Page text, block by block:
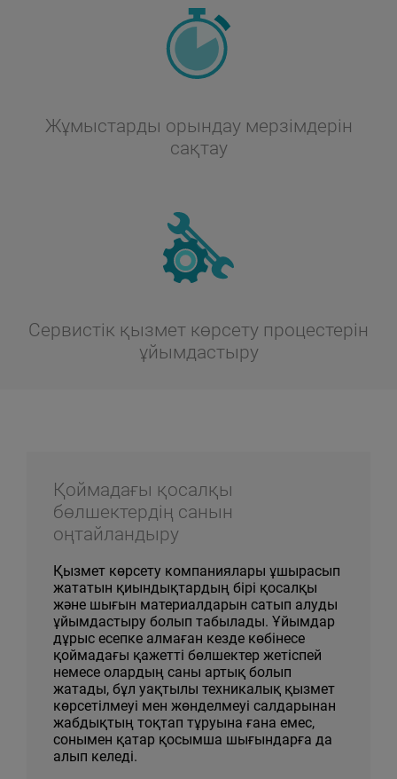
Жұмыстарды орындау мерзімдерін
сақтау
Сервистік қызмет көрсету процестерін
ұйымдастыру
Қоймадағы қосалқы
бөлшектердің санын
оңтайландыру
Қызмет көрсету компаниялары ұшырасып
жататын қиындықтардың бірі қосалқы
және шығын материалдарын сатып алуды
ұйымдастыру болып табылады. Ұйымдар
дұрыс есепке алмаған кезде көбінесе
қоймадағы қажетті бөлшектер жетіспей
немесе олардың саны артық болып
жатады, бұл уақтылы техникалық қызмет
көрсетілмеуі мен жөнделмеуі салдарынан
жабдықтың тоқтап тұруына ғана емес,
сонымен қатар қосымша шығындарға да
алып келеді.